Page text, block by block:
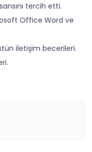
tercih etti.
Office Word ve
iletişim becerileri.